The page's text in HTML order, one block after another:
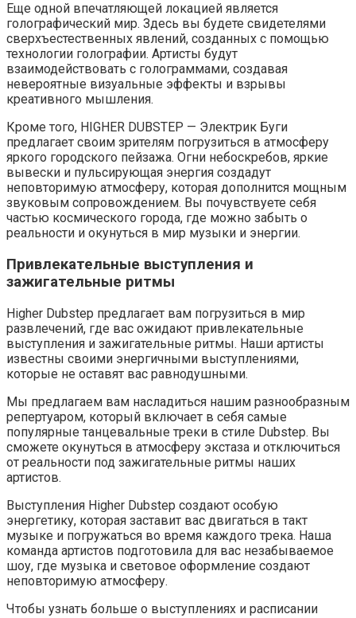
Еще одной впечатляющей локацией является
голографический мир. Здесь вы будете свидетелями
сверхъестественных явлений, созданных с помощью
технологии голографии. Артисты будут
взаимодействовать с голограммами, создавая
невероятные визуальные эффекты и взрывы
креативного мышления.
Кроме того, HIGHER DUBSTEP — Электрик Буги
предлагает своим зрителям погрузиться в атмосферу
яркого городского пейзажа. Огни небоскребов, яркие
вывески и пульсирующая энергия создадут
неповторимую атмосферу, которая дополнится мощным
звуковым сопровождением. Вы почувствуете себя
частью космического города, где можно забыть о
реальности и окунуться в мир музыки и энергии.
Привлекательные выступления и
зажигательные ритмы
Higher Dubstep предлагает вам погрузиться в мир
развлечений, где вас ожидают привлекательные
выступления и зажигательные ритмы. Наши артисты
известны своими энергичными выступлениями,
которые не оставят вас равнодушными.
Мы предлагаем вам насладиться нашим разнообразным
репертуаром, который включает в себя самые
популярные танцевальные треки в стиле Dubstep. Вы
сможете окунуться в атмосферу экстаза и отключиться
от реальности под зажигательные ритмы наших
артистов.
Выступления Higher Dubstep создают особую
энергетику, которая заставит вас двигаться в такт
музыке и погружаться во время каждого трека. Наша
команда артистов подготовила для вас незабываемое
шоу, где музыка и световое оформление создают
неповторимую атмосферу.
Чтобы узнать больше о выступлениях и расписании